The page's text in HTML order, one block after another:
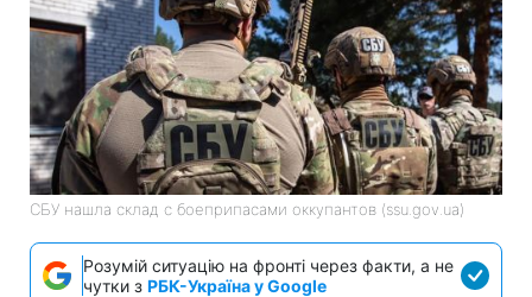
СБУ нашла склад с боеприпасами оккупантов (ssu.gov.ua)
Розумій ситуацію на фронті через факти, а не
чутки з РБК-Україна у Google